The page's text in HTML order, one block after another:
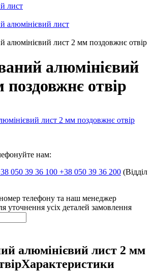
лист
алюмінієвий лист
алюмінієвий лист 2 мм поздовжнє отвір
алюмінієвий
отвір
нам:
050 39 36 100 +38 050 39 36 200 (Відділ
телефону та наш менеджер
уточнення усіх деталей замовлення
алюмінієвий лист 2 мм